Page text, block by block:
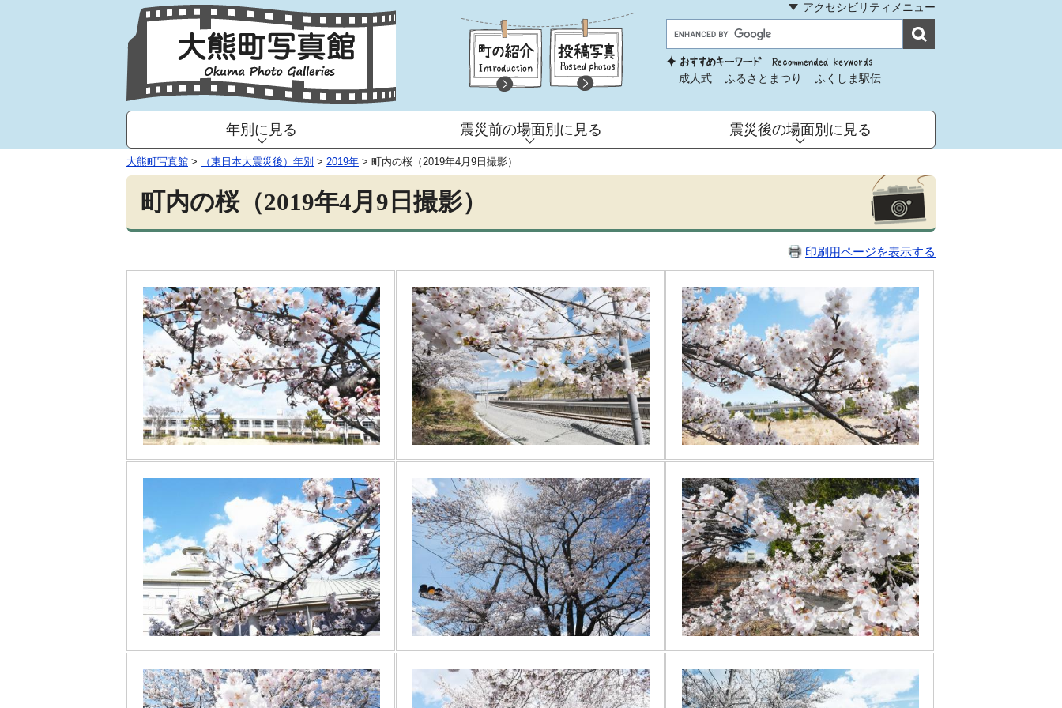
アクセシビリティメニュー
成人式 ふるさとまつり ふくしま駅伝
年別に見る 震災前の場面別に見る 震災後の場面別に見る
大熊町写真館 > （東日本大震災後）年別 > 2019年 > 町内の桜（2019年4月9日撮影）
町内の桜（2019年4月9日撮影）
印刷用ページを表示する